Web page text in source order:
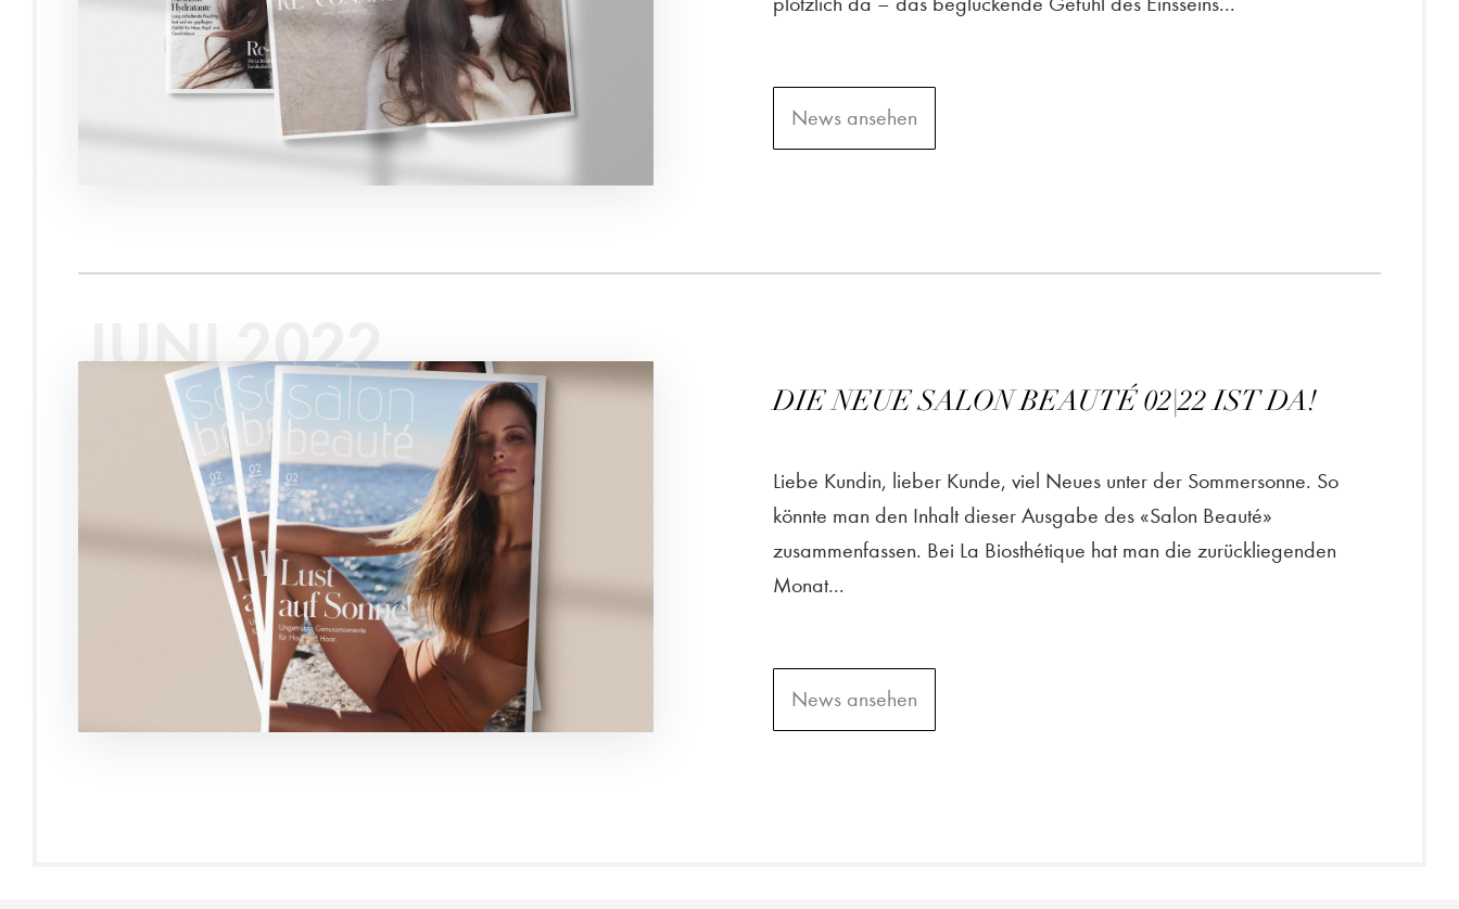
News ansehen
JUNI 2022
DIE NEUE SALON BEAUTÉ 02|22 IST DA!
Liebe Kundin, lieber Kunde, viel Neues unter der Sommersonne. So
könnte man den Inhalt dieser Ausgabe des «Salon Beauté»
zusammenfassen. Bei La Biosthétique hat man die zurückliegenden
Monat...
News ansehen